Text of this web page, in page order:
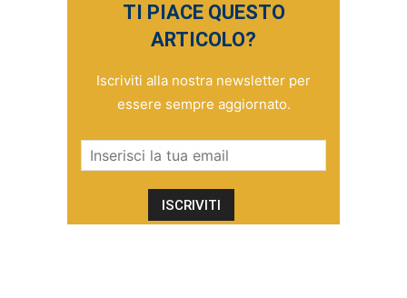
TI PIACE QUESTO
ARTICOLO?
Iscriviti alla nostra newsletter per
essere sempre aggiornato.